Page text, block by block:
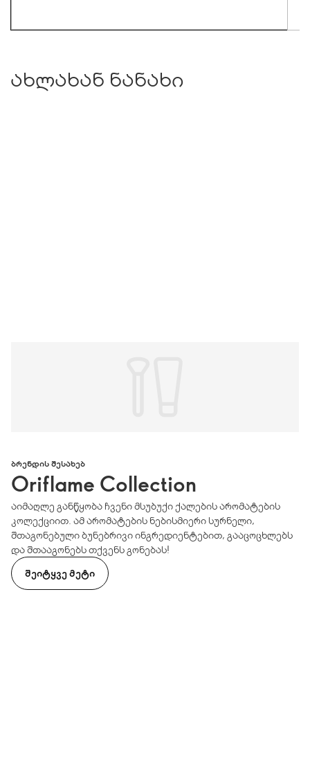
ახლახან ნანახი
ᲑᲠᲔᲜᲓᲘᲡ ᲨᲔᲡᲐᲮᲔᲑ
Oriflame Collection
აიმაღლე განწყობა ჩვენი მსუბუქი ქალების არომატების
კოლექციით. ამ არომატების ნებისმიერი სურნელი,
შთაგონებული ბუნებრივი ინგრედიენტებით, გააცოცხლებს
და შთააგონებს თქვენს გონებას!
ᲨᲔᲘᲢᲧᲕᲔ ᲛᲔᲢᲘ